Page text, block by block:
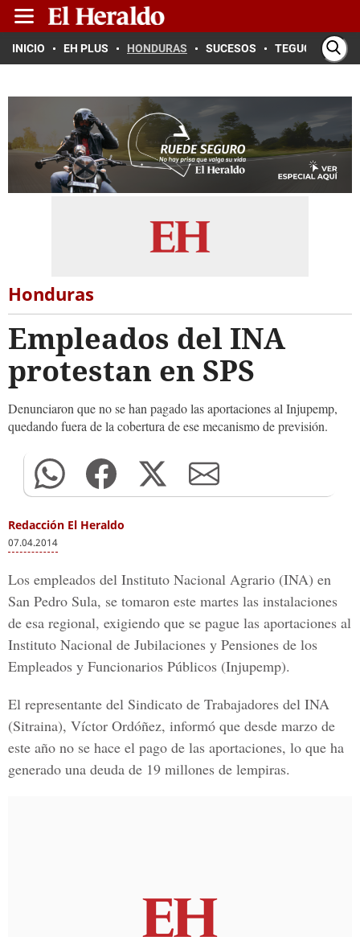
INICIO EH PLUS HONDURAS SUCESOS TEGUCIGALPA
Honduras
Empleados del INA
protestan en SPS
Denunciaron que no se han pagado las aportaciones al Injupemp,
quedando fuera de la cobertura de ese mecanismo de previsión.
Redacción El Heraldo
07.04.2014
Los empleados del Instituto Nacional Agrario (INA) en
San Pedro Sula, se tomaron este martes las instalaciones
de esa regional, exigiendo que se pague las aportaciones al
Instituto Nacional de Jubilaciones y Pensiones de los
Empleados y Funcionarios Públicos (Injupemp).
El representante del Sindicato de Trabajadores del INA
(Sitraina), Víctor Ordóñez, informó que desde marzo de
este año no se hace el pago de las aportaciones, lo que ha
generado una deuda de 19 millones de lempiras.